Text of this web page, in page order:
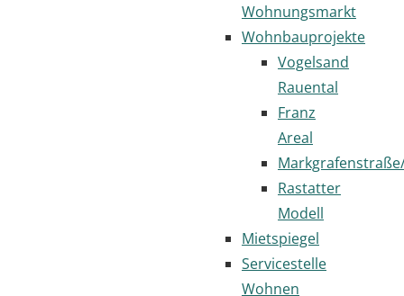
Wohnungsmarkt
Wohnbauprojekte
Vogelsand
Rauental
Franz
Areal
Rastatter
Modell
Mietspiegel
Servicestelle
Wohnen